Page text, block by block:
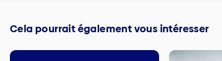
Cela pourrait également vous intéresser